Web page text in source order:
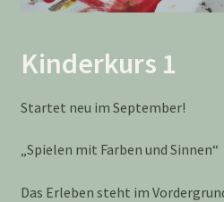
Kinderkurs 1
Startet neu im September!
„Spielen mit Farben und Sinnen“
Das Erleben steht im